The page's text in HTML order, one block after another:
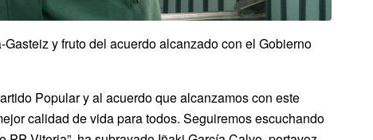
y fruto del acuerdo alcanzado con el Gobierno
Popular y al acuerdo que alcanzamos con este
calidad de vida para todos. Seguiremos escuchando